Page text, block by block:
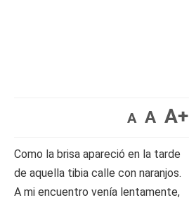
A A A+
Como la brisa apareció en la tarde
de aquella tibia calle con naranjos.
A mi encuentro venía lentamente,